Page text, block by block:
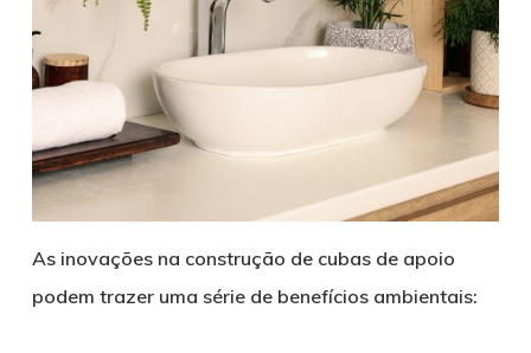
As inovações na construção de cubas de apoio
podem trazer uma série de benefícios ambientais: